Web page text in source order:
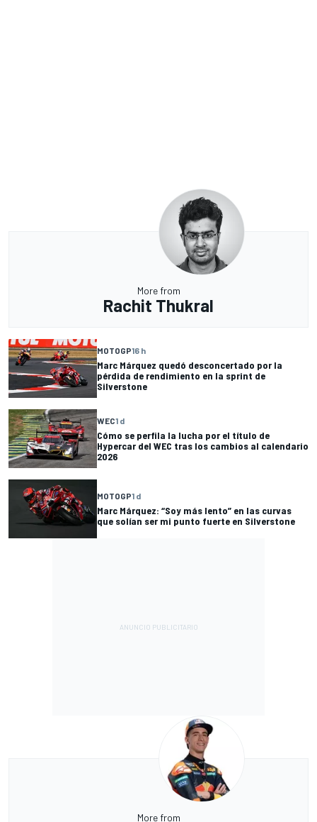
More from
Rachit Thukral
MOTOGP16 h
Marc Márquez quedó desconcertado por la
pérdida de rendimiento en la sprint de
Silverstone
WEC1 d
Cómo se perfila la lucha por el título de
Hypercar del WEC tras los cambios al calendario
2026
MOTOGP1 d
Marc Márquez: “Soy más lento” en las curvas
que solían ser mi punto fuerte en Silverstone
More from